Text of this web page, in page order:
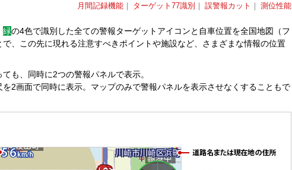
月間記録機能 ｜ ターゲット77識別 ｜ 誤警報カット ｜ 測位性能
緑の4色で識別した全ての警報ターゲットアイコンと自車位置を全国地図（フ
、この先に現れる注意すべきポイントや施設など、さまざまな情報の位置
も、同時に2つの警報パネルで表示。
2画面で同時に表示。マップのみで警報パネルを表示させなくすることもで